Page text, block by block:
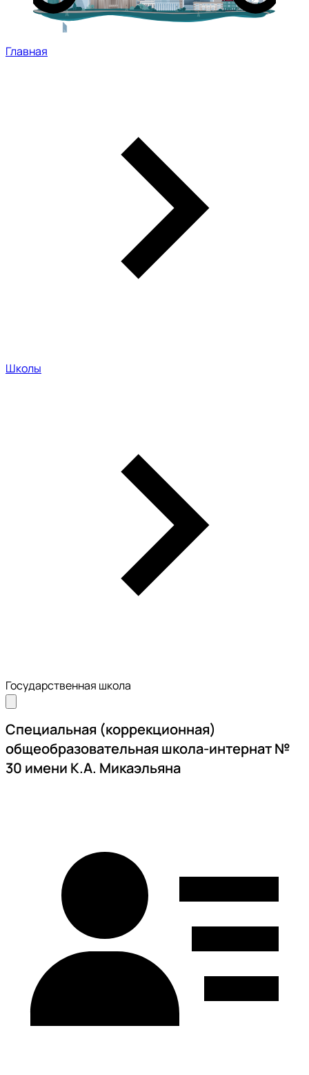
Главная
Школы
Государственная школа
Специальная (коррекционная)
общеобразовательная школа-интернат №
30 имени К.А. Микаэльяна